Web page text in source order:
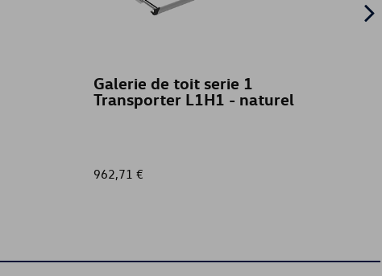
Galerie de toit serie 1
Transporter L1H1 - naturel
962,71 €